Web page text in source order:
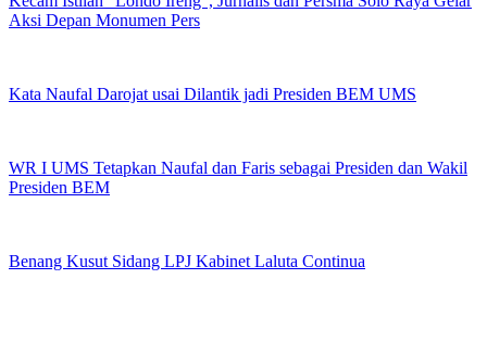
Aksi Depan Monumen Pers
Kata Naufal Darojat usai Dilantik jadi Presiden BEM UMS
WR I UMS Tetapkan Naufal dan Faris sebagai Presiden dan Wakil
Presiden BEM
Benang Kusut Sidang LPJ Kabinet Laluta Continua